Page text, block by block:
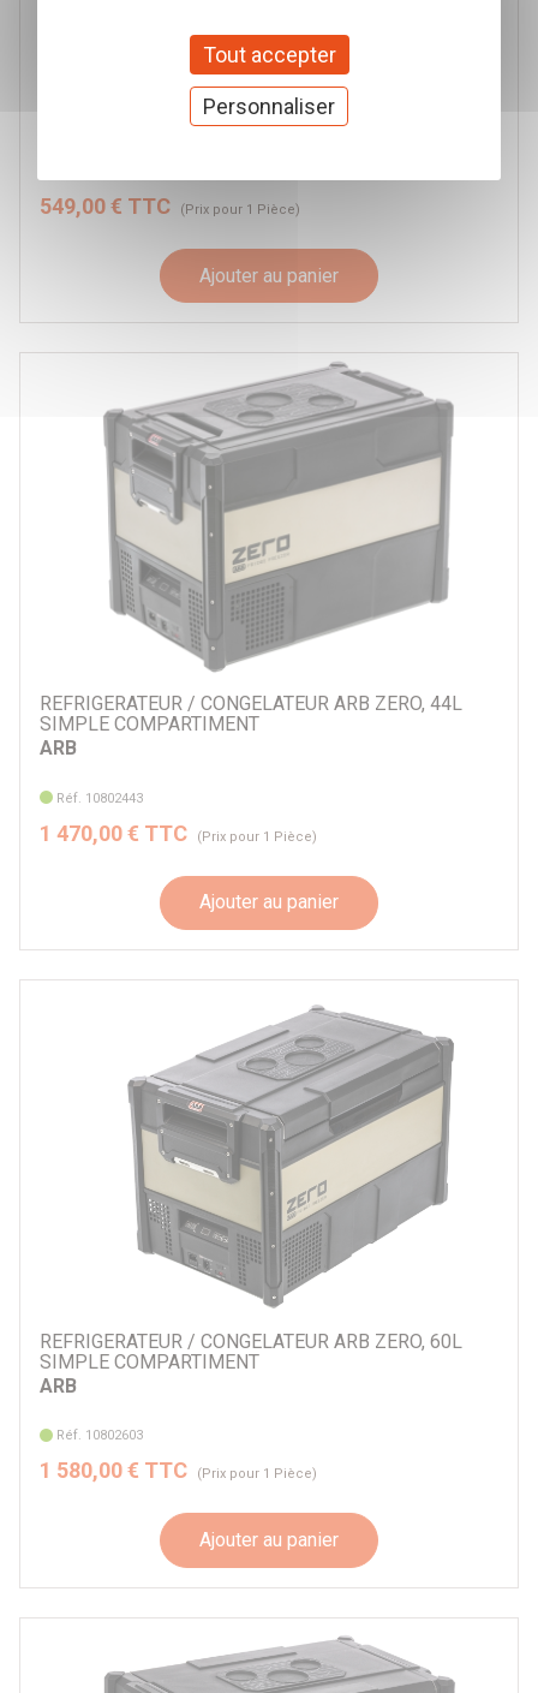
REFRIGERATEUR A COMPRESSEUR PORTABLE
549,00 € TTC (Prix pour 1 Pièce)
Ajouter au panier
REFRIGERATEUR / CONGELATEUR ARB ZERO, 44L
SIMPLE COMPARTIMENT
ARB
Réf. 10802443
1 470,00 € TTC (Prix pour 1 Pièce)
Ajouter au panier
REFRIGERATEUR / CONGELATEUR ARB ZERO, 60L
SIMPLE COMPARTIMENT
ARB
Réf. 10802603
1 580,00 € TTC (Prix pour 1 Pièce)
Ajouter au panier
Tout accepter
Personnaliser